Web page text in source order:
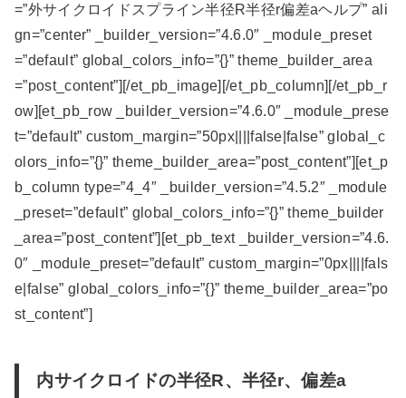
=”外サイクロイドスプライン半径R半径r偏差aヘルプ” ali
gn=”center” _builder_version=”4.6.0″ _module_preset
=”default” global_colors_info=”{}” theme_builder_area
=”post_content”][/et_pb_image][/et_pb_column][/et_pb_r
ow][et_pb_row _builder_version=”4.6.0″ _module_prese
t=”default” custom_margin=”50px||||false|false” global_c
olors_info=”{}” theme_builder_area=”post_content”][et_p
b_column type=”4_4″ _builder_version=”4.5.2″ _module
_preset=”default” global_colors_info=”{}” theme_builder
_area=”post_content”][et_pb_text _builder_version=”4.6.
0″ _module_preset=”default” custom_margin=”0px||||fals
e|false” global_colors_info=”{}” theme_builder_area=”po
st_content”]
内サイクロイドの半径R、半径r、偏差a